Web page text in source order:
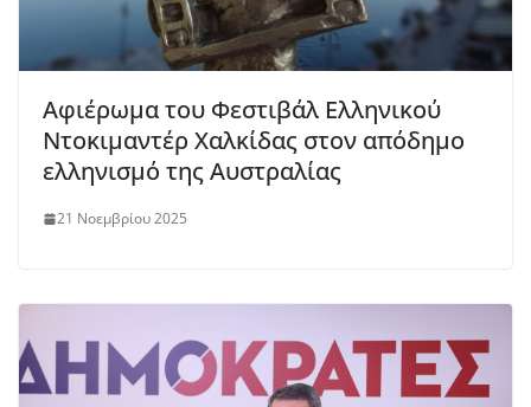
Αφιέρωμα του Φεστιβάλ Ελληνικού
Ντοκιμαντέρ Χαλκίδας στον απόδημο
ελληνισμό της Αυστραλίας
21 Νοεμβρίου 2025